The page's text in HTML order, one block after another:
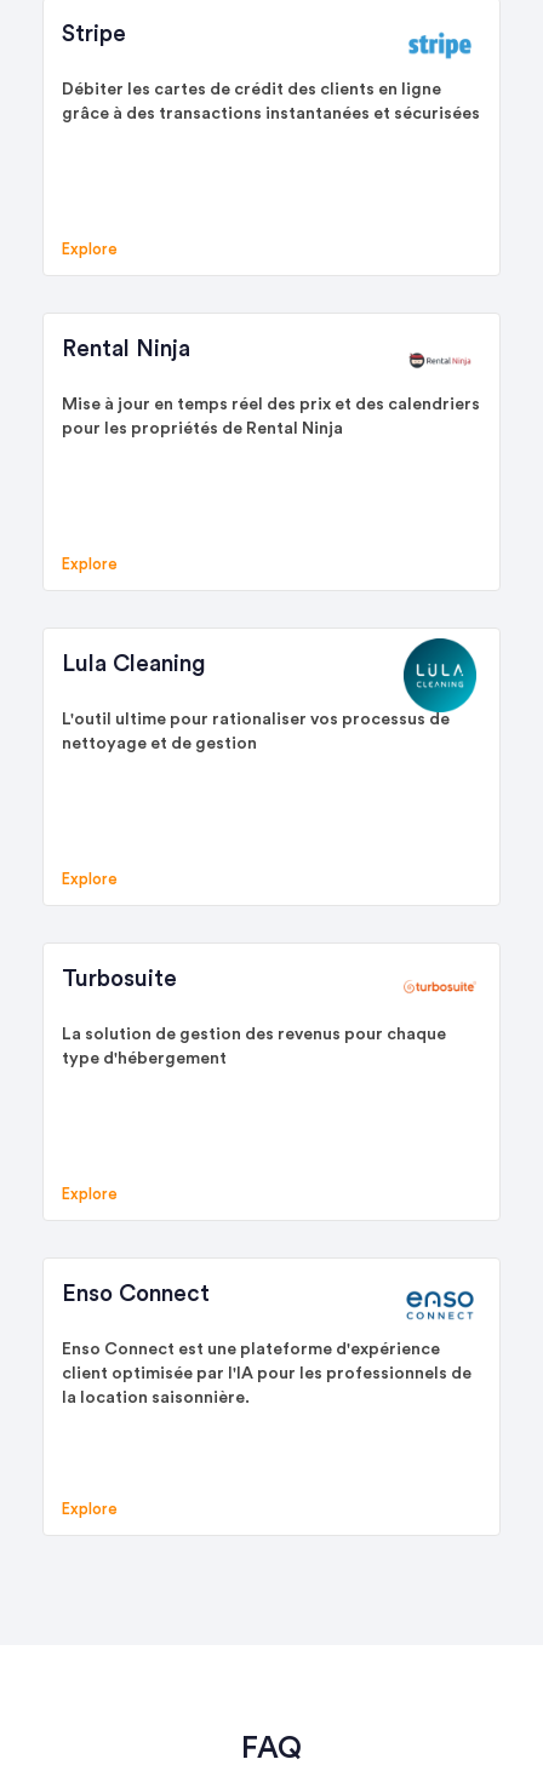
Stripe
Débiter les cartes de crédit des clients en ligne
grâce à des transactions instantanées et sécurisées
Explore
Rental Ninja
Mise à jour en temps réel des prix et des calendriers
pour les propriétés de Rental Ninja
Explore
Lula Cleaning
L'outil ultime pour rationaliser vos processus de
nettoyage et de gestion
Explore
Turbosuite
La solution de gestion des revenus pour chaque
type d'hébergement
Explore
Enso Connect
Enso Connect est une plateforme d'expérience
client optimisée par l'IA pour les professionnels de
la location saisonnière.
Explore
FAQ